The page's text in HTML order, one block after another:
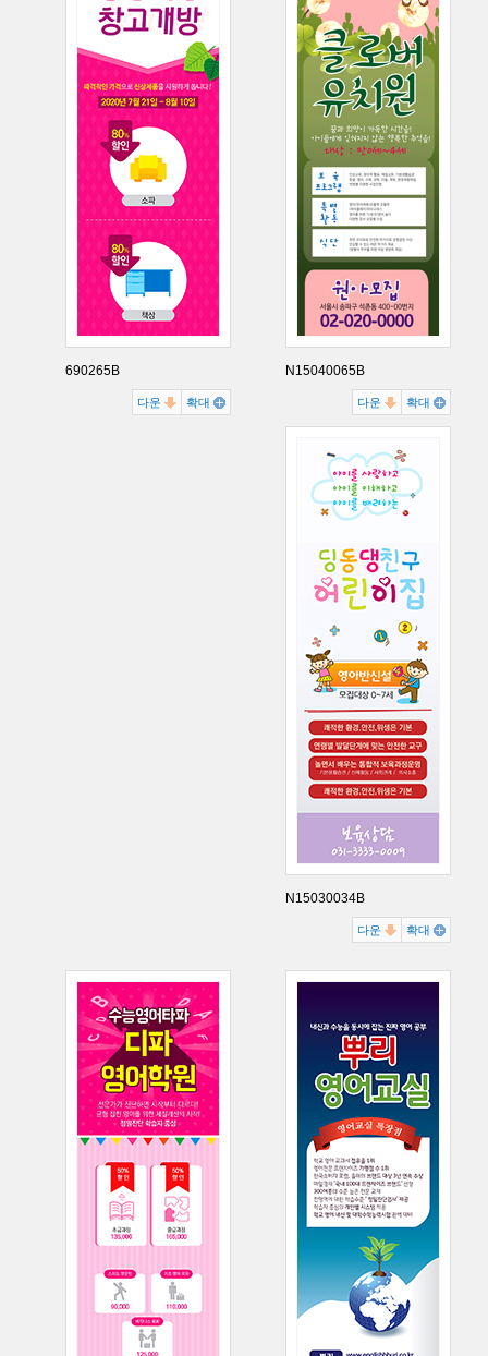
690265B
다운 확대
N15040065B
다운 확대
N15030034B
다운 확대